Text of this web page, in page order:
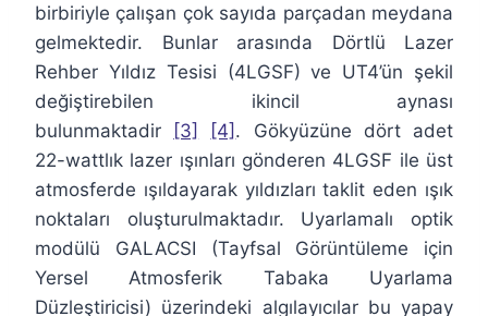
birbiriyle çalışan çok sayıda parçadan meydana
gelmektedir. Bunlar arasında Dörtlü Lazer
Rehber Yıldız Tesisi (4LGSF) ve UT4’ün şekil
değiştirebilen ikincil aynası
bulunmaktadir
[3] [4] . Gökyüzüne dört adet
22-wattlık lazer ışınları gönderen 4LGSF ile üst
atmosferde ışıldayarak yıldızları taklit eden ışık
noktaları oluşturulmaktadır. Uyarlamalı optik
modülü GALACSI (Tayfsal Görüntüleme için
Yersel Atmosferik Tabaka Uyarlama
Düzleştiricisi) üzerindeki algılayıcılar bu yapay